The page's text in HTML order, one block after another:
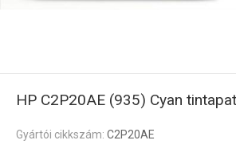
HP C2P20AE (935) Cyan
Gyártói cikkszám: C2P20AE